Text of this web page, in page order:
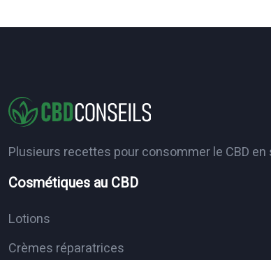
Plusieurs recettes pour consommer le CBD
Cosmétiques au CBD
Lotions
Crèmes réparatrices